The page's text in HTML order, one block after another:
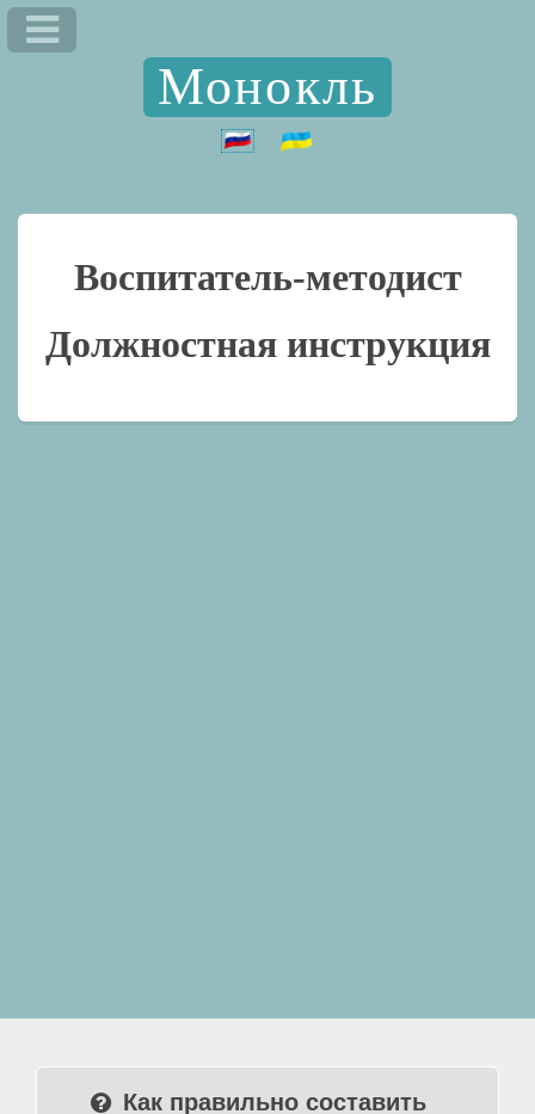
Монокль
Воспитатель-методист
Должностная инструкция
Как правильно составить